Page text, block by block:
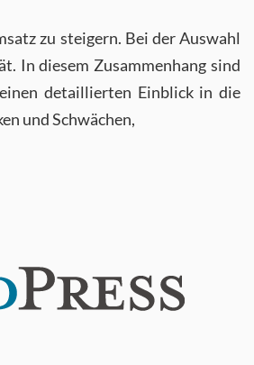
zu steigern. Bei der Auswahl
In diesem Zusammenhang sind
detaillierten Einblick in die
und Schwächen,